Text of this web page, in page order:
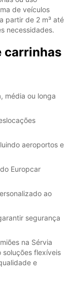
de veículos
partir de 2 m³ até
necessidades.
carrinhas
média ou longa
aeroportos e
Europcar
ao
segurança
na Sérvia
flexíveis
e